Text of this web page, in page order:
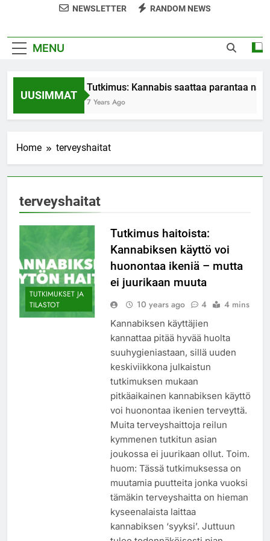
NEWSLETTER RANDOM NEWS
MENU
UUSIMMAT
Tutkimus: Kannabis saattaa parantaa
7 Years Ago
Home terveyshaitat
terveyshaitat
TUTKIMUKSET JA
TILASTOT
Tutkimus haitoista:
Kannabiksen käyttö voi
huonontaa ikeniä – mutta
ei juurikaan muuta
10 years ago 4 4 mins
Kannabiksen käyttäjien
kannattaa pitää hyvää huolta
suuhygieniastaan, sillä uuden
keskiviikkona julkaistun
tutkimuksen mukaan
pitkäaikainen kannabiksen käyttö
voi huonontaa ikenien terveyttä.
Muita terveyshaittoja reilun
kymmenen tutkitun asian
joukossa ei juurikaan ollut. Toim.
huom: Tässä tutkimuksessa on
muutamia puutteita jonka vuoksi
tämäkin terveyshaitta on hieman
kyseenalaista laittaa
kannabiksen ‘syyksi’. Juttuun